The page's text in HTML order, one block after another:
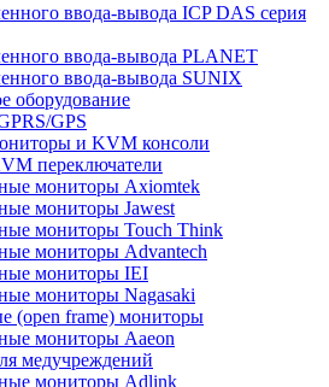
ввода-вывода ICP DAS серия
ввода-вывода PLANET
ввода-вывода SUNIX
оборудование
GPS
и KVM консоли
переключатели
мониторы Axiomtek
мониторы Jawest
мониторы Touch Think
мониторы Advantech
мониторы IEI
мониторы Nagasaki
(open frame) мониторы
мониторы Aaeon
медучреждений
мониторы Adlink